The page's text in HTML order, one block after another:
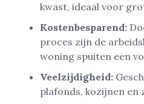
kwast, ideaal voor
Kostenbesparend:
proces zijn de
woning spuiten een
Veelzijdigheid:
plafonds, kozijnen en